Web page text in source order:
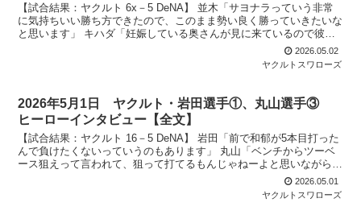
【試合結果：ヤクルト 6x－5 DeNA】 並木「サヨナラっていう非常
に気持ちいい勝ち方できたので、このまま勢い良く勝っていきたいな
と思います」 キハダ「妊娠している奥さんが見に来ているので彼女
2026.05.02
ヤクルトスワローズ
2026年5月1日 ヤクルト・岩田選手①、丸山選手③
ヒーローインタビュー【全文】
【試合結果：ヤクルト 16－5 DeNA】 岩田「前で和郁が5本目打った
んで負けたくないっていうのもあります」 丸山「ベンチからツーベ
ース狙えって言われて、狙って打てるもんじゃねーよと思いながら」
2026.05.01
ヤクルトスワローズ